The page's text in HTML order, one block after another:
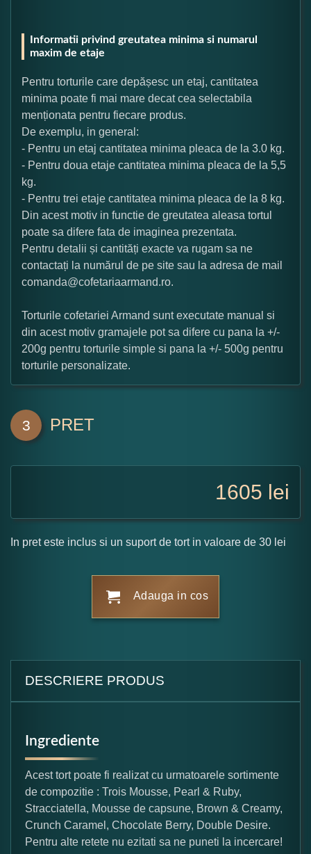
Informatii privind greutatea minima si numarul
maxim de etaje
Pentru torturile care depășesc un etaj, cantitatea
minima poate fi mai mare decat cea selectabila
menționata pentru fiecare produs.
De exemplu, in general:
- Pentru un etaj cantitatea minima pleaca de la 3.0 kg.
- Pentru doua etaje cantitatea minima pleaca de la 5,5
kg.
- Pentru trei etaje cantitatea minima pleaca de la 8 kg.
Din acest motiv in functie de greutatea aleasa tortul
poate sa difere fata de imaginea prezentata.
Pentru detalii și cantități exacte va rugam sa ne
contactați la numărul de pe site sau la adresa de mail
comanda@cofetariaarmand.ro.
Torturile cofetariei Armand sunt executate manual si
din acest motiv gramajele pot sa difere cu pana la +/-
200g pentru torturile simple si pana la +/- 500g pentru
torturile personalizate.
3 PRET
1605 lei
In pret este inclus si un suport de tort in valoare de 30 lei
Adauga in cos
DESCRIERE PRODUS
Ingrediente
Acest tort poate fi realizat cu urmatoarele sortimente
de compozitie : Trois Mousse, Pearl & Ruby,
Stracciatella, Mousse de capsune, Brown & Creamy,
Crunch Caramel, Chocolate Berry, Double Desire.
Pentru alte retete nu ezitati sa ne puneti la incercare!